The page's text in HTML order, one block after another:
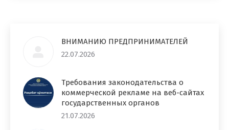
ВНИМАНИЮ ПРЕДПРИНИМАТЕЛЕЙ
22.07.2026
Требования законодательства о
коммерческой рекламе на веб-сайтах
государственных органов
21.07.2026